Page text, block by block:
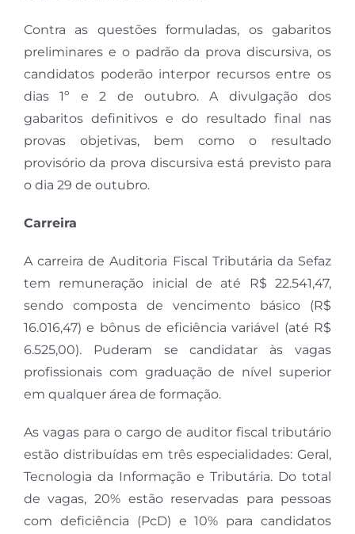
Contra as questões formuladas, os gabaritos
preliminares e o padrão da prova discursiva, os
candidatos poderão interpor recursos entre os
dias 1º e 2 de outubro. A divulgação dos
gabaritos definitivos e do resultado final nas
provas objetivas, bem como o resultado
provisório da prova discursiva está previsto para
o dia 29 de outubro.
Carreira
A carreira de Auditoria Fiscal Tributária da Sefaz
tem remuneração inicial de até R$ 22.541,47,
sendo composta de vencimento básico (R$
16.016,47) e bônus de eficiência variável (até R$
6.525,00). Puderam se candidatar às vagas
profissionais com graduação de nível superior
em qualquer área de formação.
As vagas para o cargo de auditor fiscal tributário
estão distribuídas em três especialidades: Geral,
Tecnologia da Informação e Tributária. Do total
de vagas, 20% estão reservadas para pessoas
com deficiência (PcD) e 10% para candidatos